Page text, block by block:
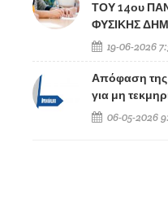
ΤΟΥ 14ου
ΦΥΣΙΚΗΣ
19-06-2026
Απόφαση
για μη
06-05-2026